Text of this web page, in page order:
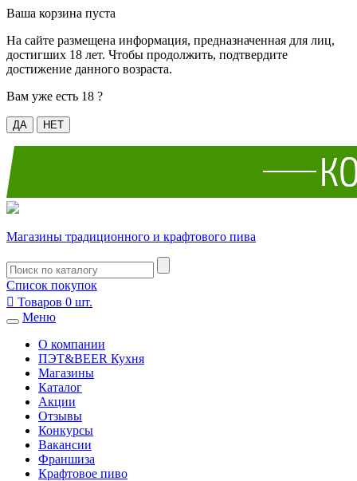
Ваша корзина пуста
На сайте размещена информация, предназначенная для лиц,
достигших 18 лет. Чтобы продолжить, подтвердите
достижение данного возраста.
Вам уже есть 18 ?
ДА НЕТ
Магазины традиционного и крафтового пива
Список покупок
 Товаров 0 шт.
Меню
О компании
ПЭТ&BEER Кухня
Магазины
Каталог
Акции
Отзывы
Конкурсы
Вакансии
Франшиза
Крафтовое пиво